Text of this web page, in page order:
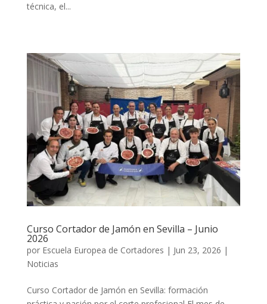
técnica, el...
Curso Cortador de Jamón en Sevilla – Junio
2026
por Escuela Europea de Cortadores | Jun 23, 2026 |
Noticias
Curso Cortador de Jamón en Sevilla: formación